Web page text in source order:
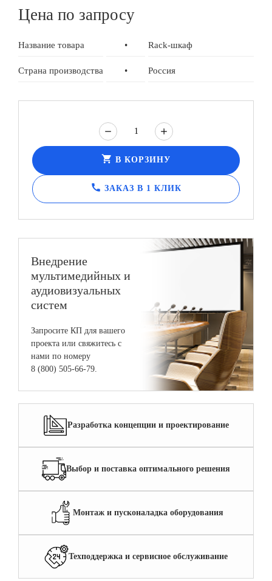
Цена по запросу
Название товара • Rack-шкаф
Страна производства • Россия
shopping_cart В КОРЗИНУ
call ЗАКАЗ В 1 КЛИК
Внедрение
мультимедийных и
аудиовизуальных
систем
Запросите КП для вашего
проекта или свяжитесь с
нами по номеру
8 (800) 505-66-79.
Разработка концепции и проектирование
Выбор и поставка оптимального решения
Монтаж и пусконаладка оборудования
Техподдержка и сервисное обслуживание